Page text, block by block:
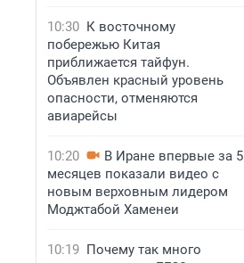
10:30 К восточному
побережью Китая
приближается тайфун.
Объявлен красный уровень
опасности, отменяются
авиарейсы
10:20
В Иране впервые за 5
месяцев показали видео с
новым верховным лидером
Моджтабой Хаменеи
10:19 Почему так много